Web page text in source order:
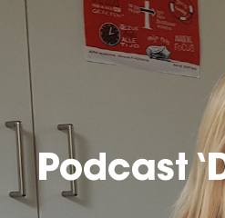
Podcast